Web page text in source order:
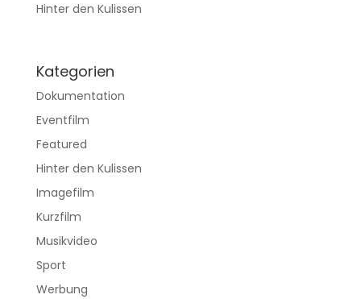
Hinter den Kulissen
Kategorien
Dokumentation
Eventfilm
Featured
Hinter den Kulissen
Imagefilm
Kurzfilm
Musikvideo
Sport
Werbung